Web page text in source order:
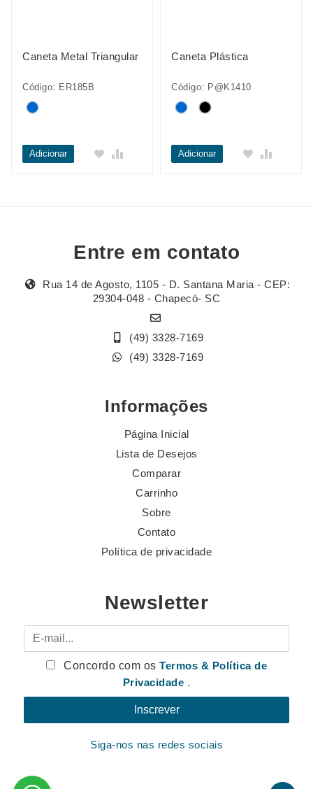
Caneta Metal Triangular
Código: ER185B
Adicionar
Caneta Plástica
Código: P@K1410
Adicionar
Entre em contato
Rua 14 de Agosto, 1105 - D. Santana Maria - CEP:
29304-048 - Chapecó- SC
(49) 3328-7169
(49) 3328-7169
Informações
Página Inicial
Lista de Desejos
Comparar
Carrinho
Sobre
Contato
Política de privacidade
Newsletter
E-mail
Concordo com osTermos & Política de
Privacidade .
Siga-nos nas redes sociais